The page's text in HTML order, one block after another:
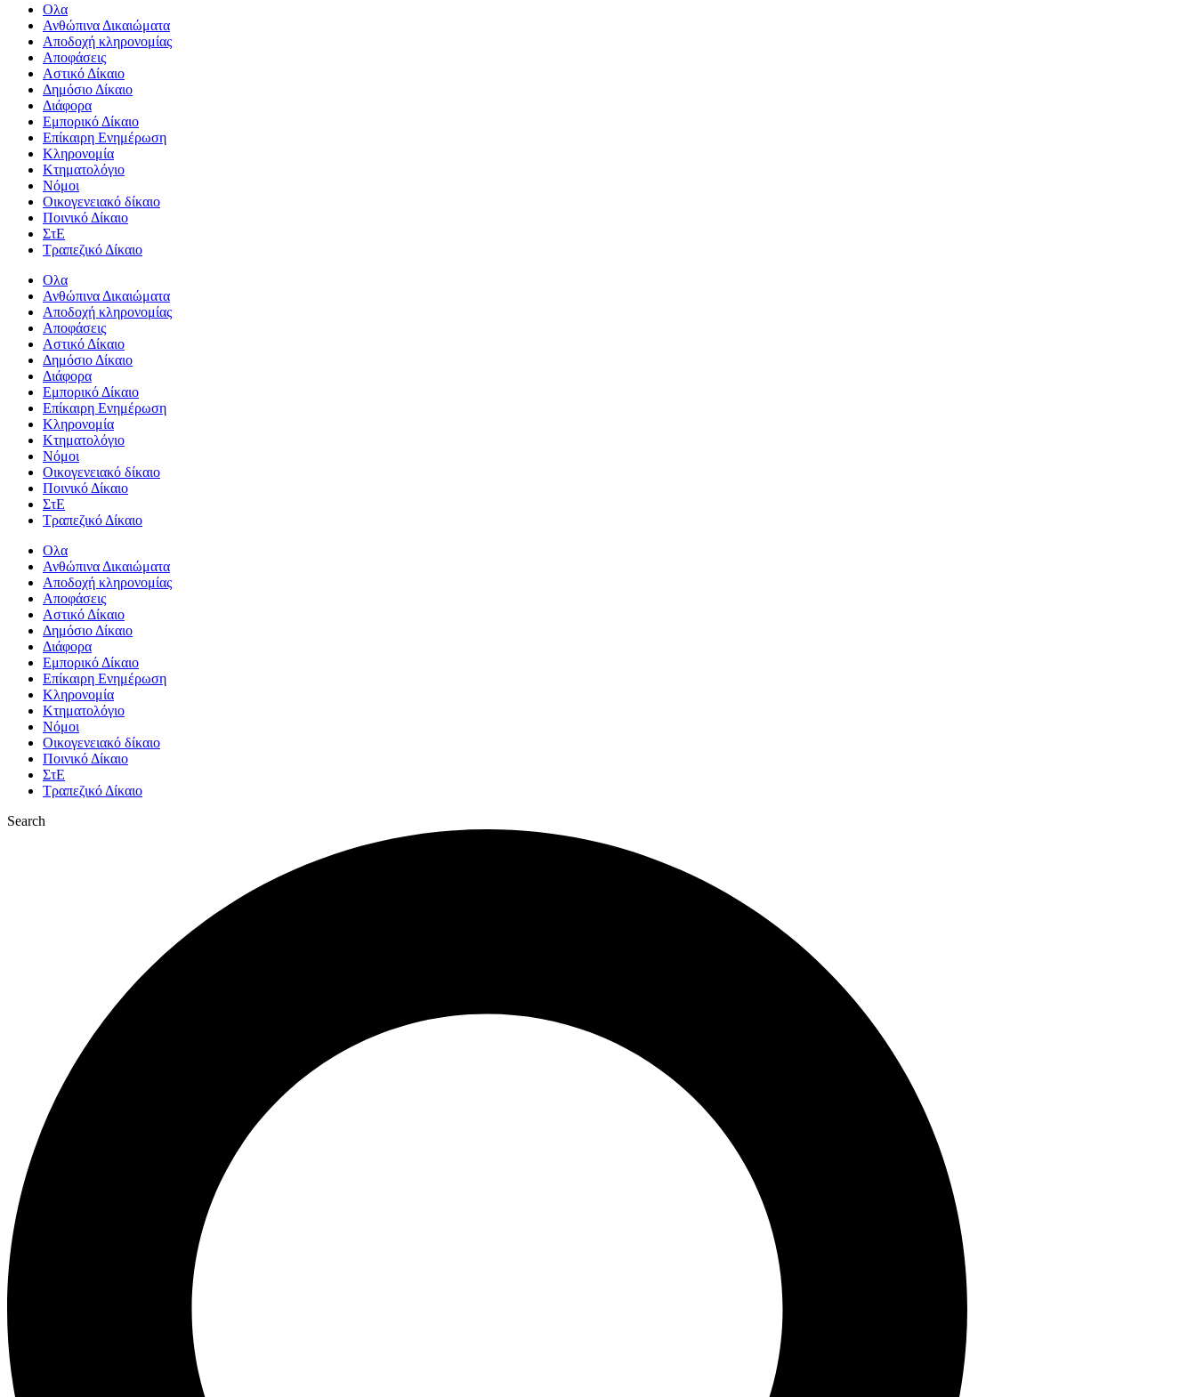
Ολα
Ανθώπινα Δικαιώματα
Aποδοχή κληρονομίας
Αποφάσεις
Αστικό Δίκαιο
Δημόσιο Δίκαιο
Διάφορα
Εμπορικό Δίκαιο
Επίκαιρη Ενημέρωση
Kληρονομία
Κτηματολόγιο
Νόμοι
Οικογενειακό δίκαιο
Ποινικό Δίκαιο
ΣτΕ
Τραπεζικό Δίκαιο
Ολα
Ανθώπινα Δικαιώματα
Aποδοχή κληρονομίας
Αποφάσεις
Αστικό Δίκαιο
Δημόσιο Δίκαιο
Διάφορα
Εμπορικό Δίκαιο
Επίκαιρη Ενημέρωση
Kληρονομία
Κτηματολόγιο
Νόμοι
Οικογενειακό δίκαιο
Ποινικό Δίκαιο
ΣτΕ
Τραπεζικό Δίκαιο
Ολα
Ανθώπινα Δικαιώματα
Aποδοχή κληρονομίας
Αποφάσεις
Αστικό Δίκαιο
Δημόσιο Δίκαιο
Διάφορα
Εμπορικό Δίκαιο
Επίκαιρη Ενημέρωση
Kληρονομία
Κτηματολόγιο
Νόμοι
Οικογενειακό δίκαιο
Ποινικό Δίκαιο
ΣτΕ
Τραπεζικό Δίκαιο
Search